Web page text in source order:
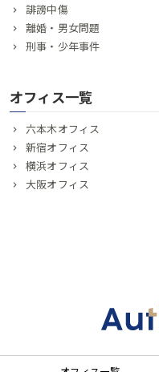
誹謗中傷
離婚・男女問題
刑事・少年事件
オフィス一覧
六本木オフィス
新宿オフィス
横浜オフィス
大阪オフィス